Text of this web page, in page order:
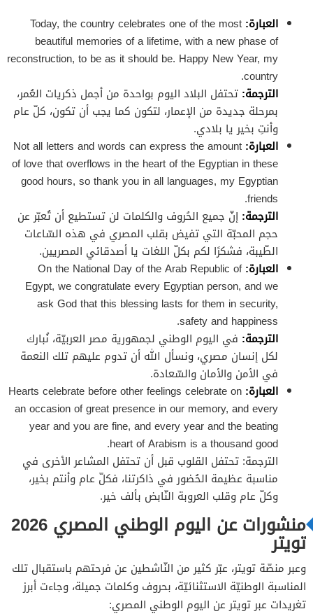
العبارة: Today, the country celebrates one of the most
beautiful memories of a lifetime, with a new phase of
reconstruction, to be as it should be. Happy New Year, my
country.
الترجمة: تحتفل البلاد اليوم بواحدة من أجمل ذكريات العُمر،
بمرحلة جديدة من الإعمار، لتكون كما يجب أن تكون، كلّ عام
وأنتِ بخير يا بلادي.
العبارة: Not all letters and words can express the amount
of love that overflows in the heart of the Egyptian in these
good hours, so thank you in all languages, my Egyptian
friends.
الترجمة: إنّ جميع الحُروف والكلمات لن تستطيع أن تُعبّر عن
حجم المحبّة التي تفيض بقلب المصري في هذه السّاعات
الطّيبة، فشكرًا لكم بكلّ اللغات يا أصدقائي المصريين.
العبارة:On the National Day of the Arab Republic of
Egypt, we congratulate every Egyptian person, and we
ask God that this blessing lasts for them in security,
safety and happiness.
الترجمة: في اليوم الوطني لجمهورية مصر العربيّة، نُبارك
لكل إنسان مصري، ونسأل الله أن تدوم عليهم تلك النعمة
في الأمن والأمان والسّعادة.
العبارة: Hearts celebrate before other feelings celebrate on
an occasion of great presence in our memory, and every
year and you are fine, and every year and the beating
heart of Arabism is a thousand good.
الترجمة: تحتفل القلوب قبل أن تحتفل المشاعر الأخرى في
مناسبة عظيمة الحُضور في ذاكرتنا، فكلّ عام وأنتم بخير،
وكلّ عام وقلب العروبة النّابض بألف خير.
منشورات عن اليوم الوطني المصري 2026
تويتر
وعبر منصّة تويتر، عبّر كثير من النّاشطين عن فرحتهم باستقبال تلك
المناسبة الوطنيّة الاستثنائيّة، بحروف وكلمات جميلة، وجاءت أبرز
تغريدات عبر تويتر عن اليوم الوطني المصري: